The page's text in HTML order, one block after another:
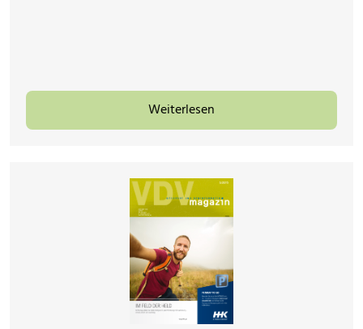
Weiterlesen